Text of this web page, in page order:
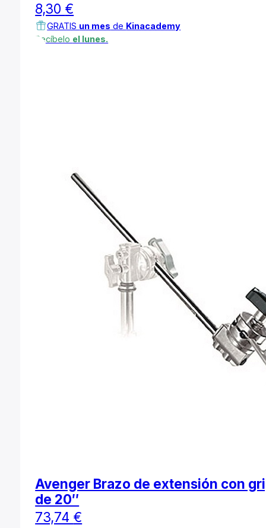
8,30 €
GRATIS un mes de Kinacademy
Recíbelo el lunes.
Avenger Brazo de extensión con
de 20″
73,74 €